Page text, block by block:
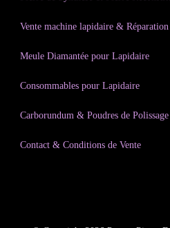
Vente machine lapidaire & Réparation
Meule Diamantée pour Lapidaire
Consommables pour Lapidaire
Carborundum & Poudres de
Contact & Conditions de Vente